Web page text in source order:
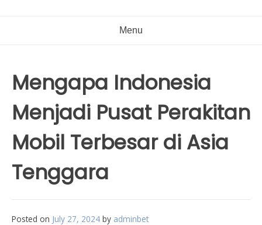
Menu
Mengapa Indonesia
Menjadi Pusat Perakitan
Mobil Terbesar di Asia
Tenggara
Posted on July 27, 2024 by adminbet